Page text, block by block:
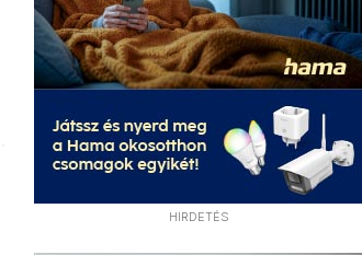
HIRDETÉS